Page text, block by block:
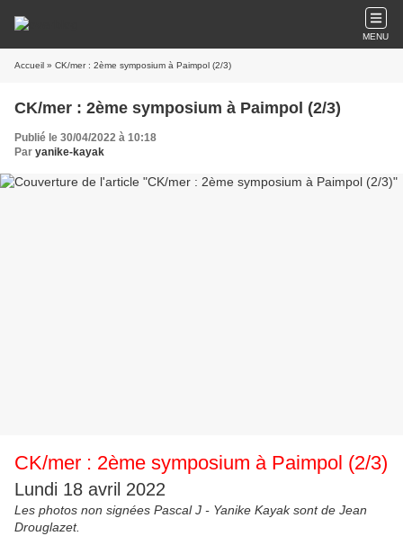
MENU
Accueil » CK/mer : 2ème symposium à Paimpol (2/3)
CK/mer : 2ème symposium à Paimpol (2/3)
Publié le 30/04/2022 à 10:18
Par yanike-kayak
CK/mer : 2ème symposium à Paimpol (2/3)
Lundi 18 avril 2022
Les photos non signées Pascal J - Yanike Kayak sont de Jean
Drouglazet.